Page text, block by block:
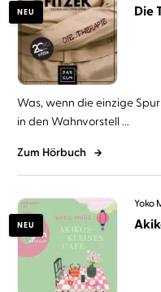
NEU Die
Was, wenn die einzige
in den Wahnvorstell ...
Zum Hörbuch
NEU
Yoko